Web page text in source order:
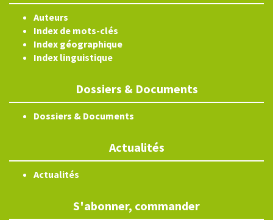
Auteurs
Index de mots-clés
Index géographique
Index linguistique
Dossiers & Documents
Dossiers & Documents
Actualités
Actualités
S'abonner, commander